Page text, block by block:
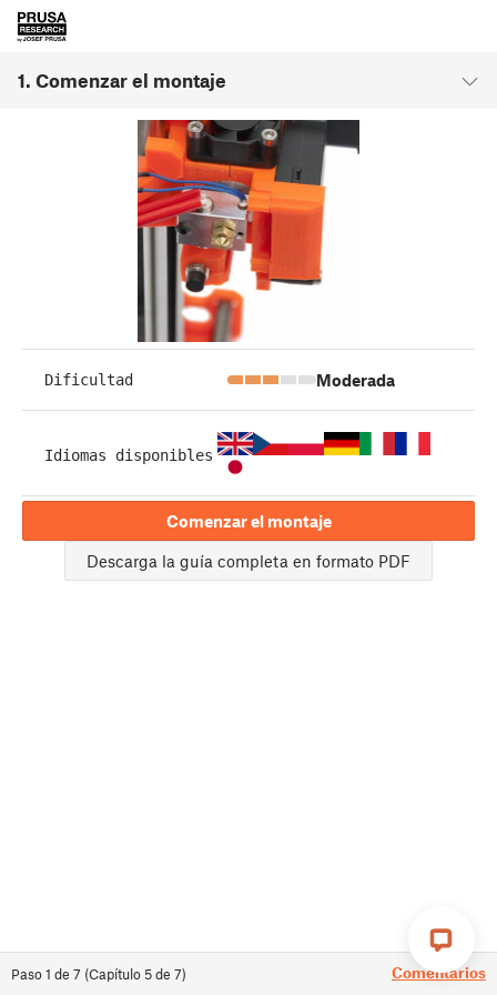
1. Comenzar el montaje
Paso1 de 7 (Capítulo 5de 7) Comentarios
Dificultad Moderada
Idiomas disponibles
Comenzar el montaje
Descarga la guía completa en formato PDF